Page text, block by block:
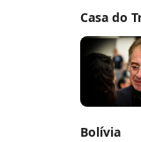
Casa do
Bolívia